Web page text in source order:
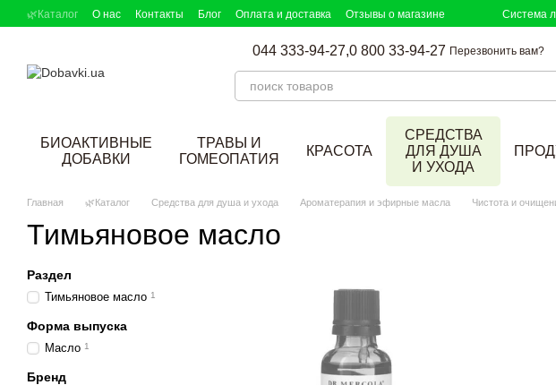
Перейти к основному контенту
🌿Каталог О нас Контакты Блог Оплата и доставка Отзывы о магазине Система
044 333-94-27,0 800 33-94-27 Перезвонить вам?
БИОАКТИВНЫЕ
ДОБАВКИ
ТРАВЫ И
ГОМЕОПАТИЯ
КРАСОТА
СРЕДСТВА
ДЛЯ ДУША
И УХОДА
Главная 🌿Каталог Средства для душа и ухода Ароматерапия и эфирные масла Чистота и
Тимьяновое масло
Раздел
Тимьяновое масло 1
Форма выпуска
Масло 1
Бренд